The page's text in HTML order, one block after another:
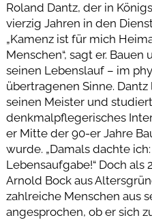
Roland Dantz, der in
vierzig Jahren in den
„Kamenz ist für mich
Menschen“, sagt er.
seinen Lebenslauf – im
übertragenen Sinne.
seinen Meister und
denkmalpflegerisches
er Mitte der 90-er Jahre
wurde. „Damals dachte
Lebensaufgabe!“ Doch
Arnold Bock aus
zahlreiche Menschen aus
angesprochen, ob er sich